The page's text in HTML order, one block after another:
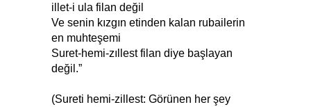
illet-i ula filan değil
Ve senin kızgın etinden kalan rubailerin
en muhteşemi
Suret-hemi-zıllest filan diye başlayan
değil.”
(Sureti hemi-zillest: Görünen her şey